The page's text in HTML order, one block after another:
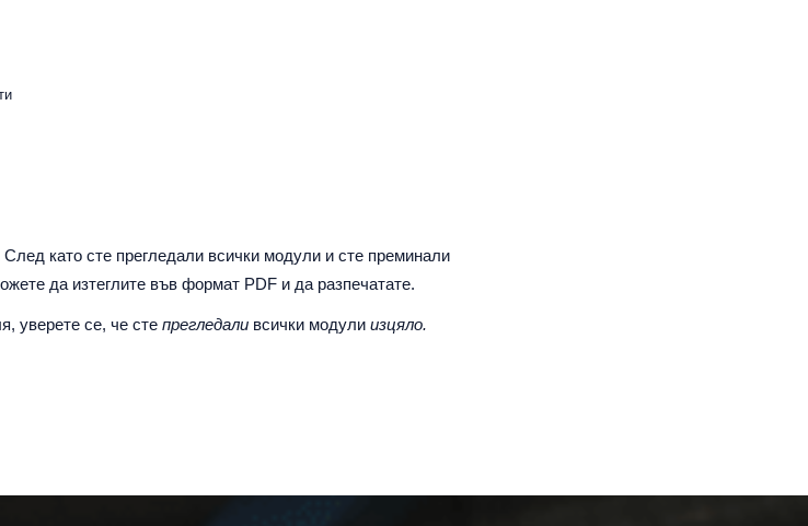
След като сте прегледали всички модули и сте преминали
да изтеглите във формат PDF и да разпечатате.
уверете се, че степрегледали всички модулиизцяло.